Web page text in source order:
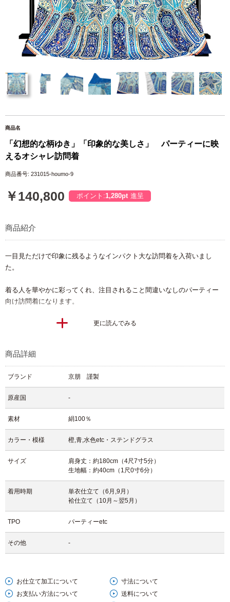
商品名
「幻想的な柄ゆき」「印象的な美しさ」 パーティーに映
えるオシャレ訪問着
商品番号: 231015-houmo-9
￥140,800 ポイント:1,280pt 進呈
商品紹介
一目見ただけで印象に残るようなインパクト大な訪問着を入荷いまし
た。
着る人を華やかに彩ってくれ、注目されること間違いなしのパーティー
向け訪問着になります。
柄ゆきは清楚ながらも深みのあるブルーが映えており、ステンドグラス
繊細な模様と幾何学的なデザインによって華やかさの中にもモダンな雰
はまさにアートの域と言えるでしょう。
見る人を魅了するような華やかさを感じさせてくれる仕上がりです。
どんな場でも華やかに圧倒的な存在感で輝けるでしょう。
パーティーなどで最高に映えてくれる訪問着になると思います。
更に読んでみる
商品詳細
ブランド 京朋 謹製
原産国 -
素材 絹100％
カラー・模様 橙,青,水色etc・ステンドグラス
サイズ
肩身丈：約180cm（4尺7寸5分）
生地幅：約40cm（1尺0寸6分）
着用時期
単衣仕立て（6月,9月）
袷仕立て（10月～翌5月）
TPO パーティーetc
その他 -
お仕立て加工について
寸法について
お支払い方法について
送料について